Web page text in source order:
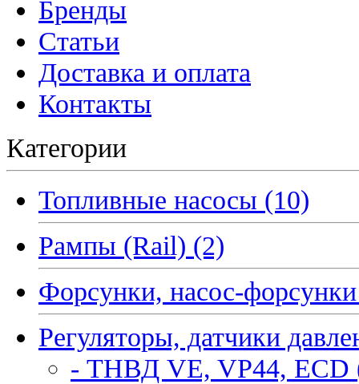
Бренды
Статьи
Доставка и оплата
Контакты
Категории
Топливные насосы (10)
Рампы (Rail) (2)
Форсунки, насос-
Регуляторы, датчики
- ТНВД VE, VP44, ECD